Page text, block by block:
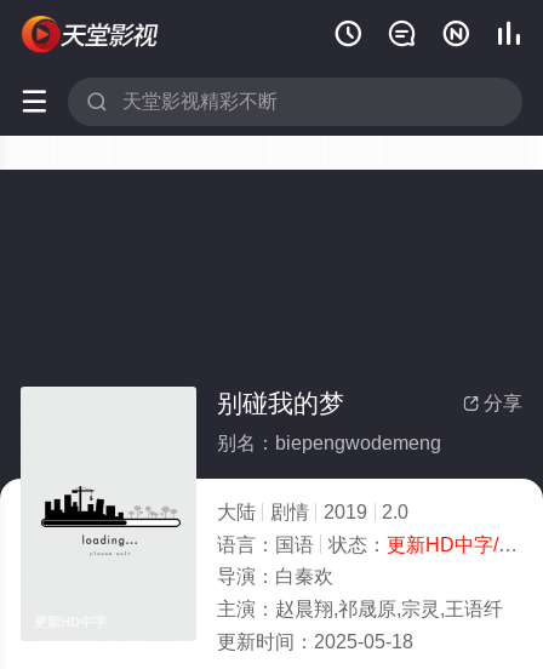
   
 
 分享
别碰我的梦
别名：biepengwodemeng
大陆 剧情 2019
2.0
语言： 国语 状态： 更新HD中字/高清
导演： 白秦欢
主演： 赵晨翔,祁晟原,宗灵,王语纤
更新时间： 2025-05-18